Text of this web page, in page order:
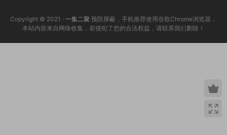
Copyright © 2021 · 一集二聚 预防屏蔽，手机推荐使用谷歌Chrome浏览器，
本站内容来自网络收集，若侵犯了您的合法权益，请联系我们删除！